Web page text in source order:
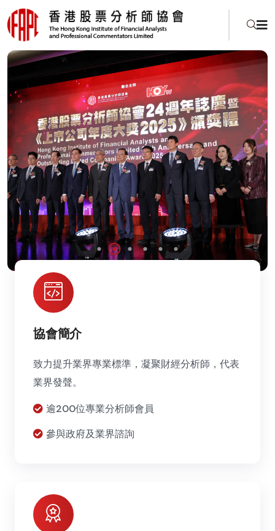
協會簡介
致力提升業界專業標準，凝聚財經分析師，代表
業界發聲。
逾200位專業分析師會員
參與政府及業界諮詢